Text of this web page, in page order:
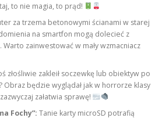
to nie magia, to prąd!
za trzema betonowymi ścianami w starej
na smartfon mogą dolecieć z
Warto zainwestować w mały wzmacniacz
złośliwie zakleił soczewkę lub obiektyw po
Obraz będzie wyglądał jak w horrorze klasy
załatwia sprawę!
Fochy”: Tanie karty microSD potrafią